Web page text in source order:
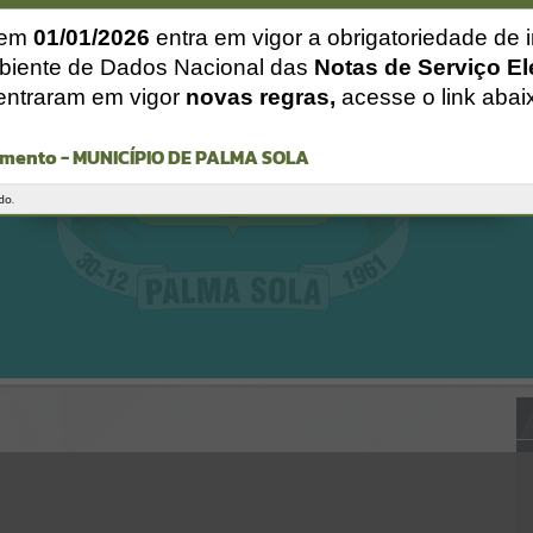
01/01/2026 entra em vigor a obrigatoriedade de
de Dados Nacional das Notas de Serviço
em vigor novas regras, acesse o link
- MUNICÍPIO DE PALMA SOLA
CÓDIGO DA MENSAGEM: EST-000040
Ocorreu um erro de script:
Uncaught SyntaxError: Unexpected token '('
https://palmasola.atende.net/cidadao/pagina/static/bundle/wpo_ind
ex_2_base_l2_portal_editores_sync_51eae23a948e64315f37e4869ad2
Verificar Mais Detalhes